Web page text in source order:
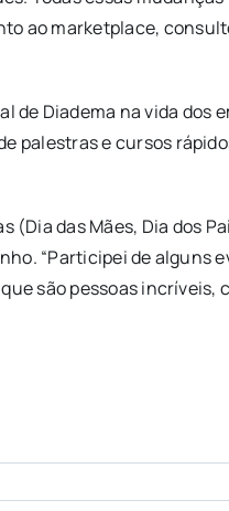
ao marketplace,
Diadema na vida dos
palestras e cursos
(Dia das Mães, Dia dos
“Participei de alguns
são pessoas incríveis,